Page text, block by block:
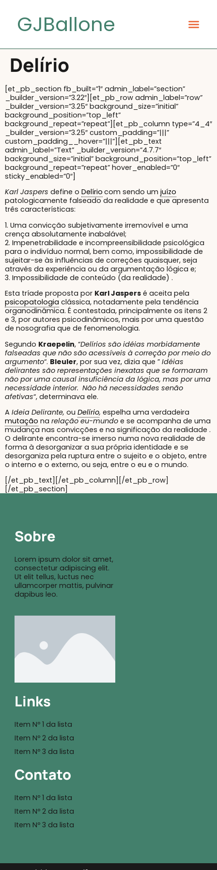
GJBallone
Delírio
[et_pb_section fb_built=”1″ admin_label=”section”
_builder_version=”3.22″][et_pb_row admin_label=”row”
_builder_version=”3.25″ background_size=”initial”
background_position=”top_left”
background_repeat=”repeat”][et_pb_column type=”4_4″
_builder_version=”3.25″ custom_padding=”|||”
custom_padding__hover=”|||”][et_pb_text
admin_label=”Text” _builder_version=”4.7.7″
background_size=”initial” background_position=”top_left”
background_repeat=”repeat” hover_enabled=”0″
sticky_enabled=”0″]
Karl Jaspers define o Delírio com sendo um juízo
patologicamente falseado da realidade e que apresenta
três características:
1. Uma convicção subjetivamente irremovível e uma
crença absolutamente inabalável;
2. Impenetrabilidade e incompreensibilidade psicológica
para o indivíduo normal, bem como, impossibilidade de
sujeitar-se às influências de correções quaisquer, seja
através da experiência ou da argumentação lógica e;
3. Impossibilidade de conteúdo (da realidade) .
Esta tríade proposta por Karl Jaspers é aceita pela
psicopatologia clássica, notadamente pela tendência
organodinâmica. É contestada, principalmente os itens 2
e 3, por autores psicodinâmicos, mais por uma questão
de nosografia que de fenomenologia.
Segundo Kraepelin, “Delírios são idéias morbidamente
falseadas que não são acessíveis à correção por meio do
argumento“. Bleuler, por sua vez, dizia que ” Idéias
delirantes são representações inexatas que se formaram
não por uma causal insuficiência da lógica, mas por uma
necessidade interior. Não há necessidades senão
afetivas“, determinava ele.
A Ideia Delirante, ou Delírio, espelha uma verdadeira
mutação na relação eu-mundo e se acompanha de uma
mudança nas convicções e na significação da realidade .
O delirante encontra-se imerso numa nova realidade de
forma à desorganizar a sua própria identidade e se
desorganiza pela ruptura entre o sujeito e o objeto, entre
o interno e o externo, ou seja, entre o eu e o mundo.
[/et_pb_text][/et_pb_column][/et_pb_row]
[/et_pb_section]
Sobre
Lorem ipsum dolor sit amet,
consectetur adipiscing elit.
Ut elit tellus, luctus nec
ullamcorper mattis, pulvinar
dapibus leo.
Links
Item Nº 1 da lista
Item Nº 2 da lista
Item Nº 3 da lista
Contato
Item Nº 1 da lista
Item Nº 2 da lista
Item Nº 3 da lista